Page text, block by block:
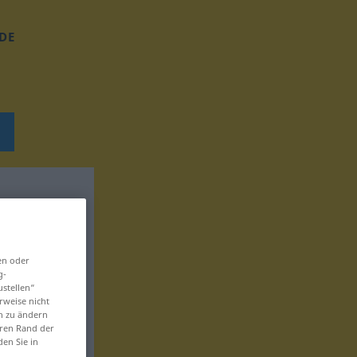
DE
oder
nicht
zu ändern
Rand der
Sie in